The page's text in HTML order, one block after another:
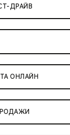
ДРАЙВ
ОНЛАЙН